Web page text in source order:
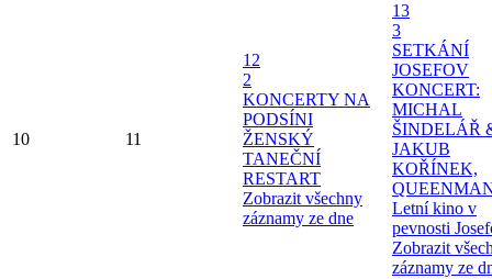
10 11
12
2
KONCERTY NA
PODSÍNI
ŽENSKÝ
TANEČNÍ
RESTART
Zobrazit všechny
záznamy ze dne
13
3
SETKÁNÍ
JOSEFOV
KONCERT:
MICHAL
ŠINDELÁŘ
JAKUB
KOŘÍNEK,
Letní kino v
pevnosti
Zobrazit
záznamy ze